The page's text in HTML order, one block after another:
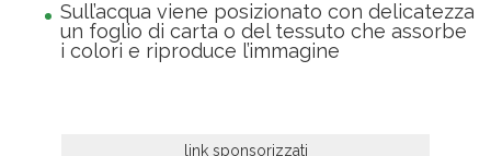
Sull’acqua viene posizionato con delicatezza
un foglio di carta o del tessuto che assorbe
i colori e riproduce l’immagine